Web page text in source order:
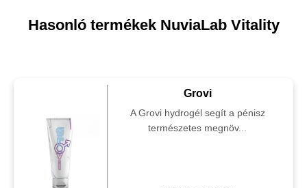
Hasonló termékek NuviaLab Vitality
Grovi
A Grovi hydrogél segít a pénisz
természetes megnöv...